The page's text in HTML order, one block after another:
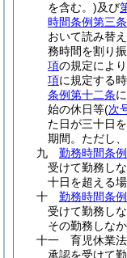
を含む。)及び
時間条例第三
おいて読み替
務時間を割り振
項の規定によ
項に規定する
条例第十二条
始の休日等(次
た日が三十日
期間。 ただし
九
勤務時間条
受けて勤務し
十日を超える
十
勤務時間条
受けて勤務し
その勤務しな
十一
育児休業
承認を受けて